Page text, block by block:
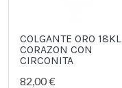
COLGANTE ORO 18KL
CORAZON CON
CIRCONITA
82,00 €